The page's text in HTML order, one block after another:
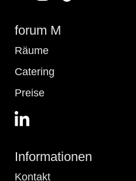
forum M
Räume
Catering
Preise
Informationen
Kontakt